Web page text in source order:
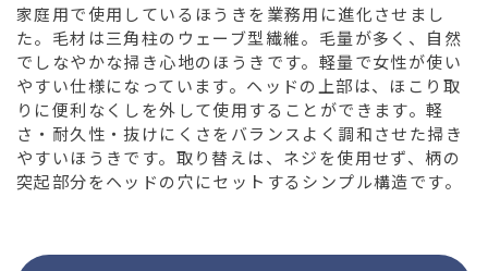
家庭用で使用しているほうきを業務用に進化させまし
た。毛材は三角柱のウェーブ型繊維。毛量が多く、自然
でしなやかな掃き心地のほうきです。軽量で女性が使い
やすい仕様になっています。ヘッドの上部は、ほこり取
りに便利なくしを外して使用することができます。軽
さ・耐久性・抜けにくさをバランスよく調和させた掃き
やすいほうきです。取り替えは、ネジを使用せず、柄の
突起部分をヘッドの穴にセットするシンプル構造です。